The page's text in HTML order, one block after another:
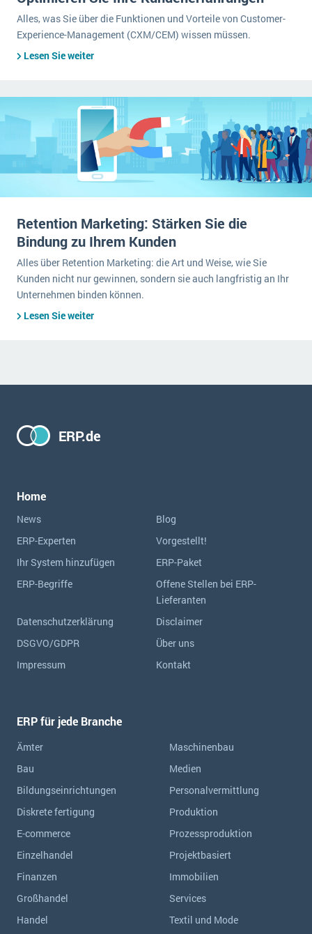
Alles, was Sie über die Funktionen und Vorteile von Customer-
Experience-Management (CXM/CEM) wissen müssen.
Lesen Sie weiter
Retention Marketing: Stärken Sie die
Bindung zu Ihrem Kunden
Alles über Retention Marketing: die Art und Weise, wie Sie
Kunden nicht nur gewinnen, sondern sie auch langfristig an Ihr
Unternehmen binden können.
Lesen Sie weiter
ERP.de
Home
News
Blog
ERP-Experten
Vorgestellt!
Ihr System hinzufügen
ERP-Paket
ERP-Begriffe
Offene Stellen bei ERP-
Lieferanten
Datenschutzerklärung
Disclaimer
DSGVO/GDPR
Über uns
Impressum
Kontakt
ERP für jede Branche
Ämter
Bau
Bildungseinrichtungen
Diskrete fertigung
E-commerce
Einzelhandel
Finanzen
Großhandel
Handel
Maschinenbau
Medien
Personalvermittlung
Produktion
Prozessproduktion
Projektbasiert
Immobilien
Services
Textil und Mode